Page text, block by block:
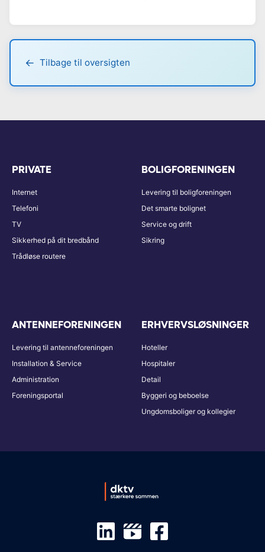
Tilbage til oversigten
PRIVATE
Internet
Telefoni
TV
Sikkerhed på dit bredbånd
Trådløse routere
BOLIGFORENINGEN
Levering til boligforeningen
Det smarte bolignet
Service og drift
Sikring
ANTENNEFORENINGEN
Levering til antenneforeningen
Installation & Service
Administration
Foreningsportal
ERHVERVSLØSNINGER
Hoteller
Hospitaler
Detail
Byggeri og beboelse
Ungdomsboliger og kollegier